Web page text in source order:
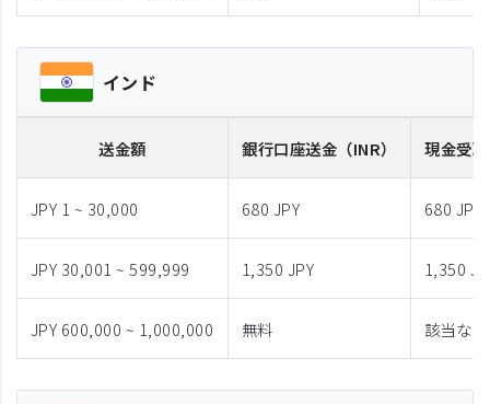
インド
送金額 銀行口座送金 （INR） 現金受取
JPY 1 ~ 30,000 680 JPY 680 JPY
JPY 30,001 ~ 599,999 1,350 JPY 1,350
JPY 600,000 ~ 1,000,000 無料 該当なし